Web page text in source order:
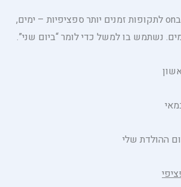
באופן כללי, נשתמש בon לתקופות זמנים יותר ספציפיות – ימים,
נשתמש בו למשל כדי לומר “ביום שני”.